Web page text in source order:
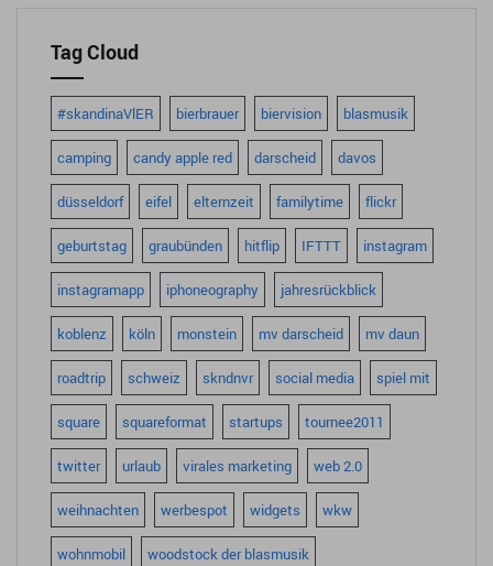
Tag Cloud
#skandinaVlER bierbrauer biervision blasmusik
camping candy apple red darscheid davos
düsseldorf eifel elternzeit familytime flickr
geburtstag graubünden hitflip IFTTT instagram
instagramapp iphoneography jahresrückblick
koblenz köln monstein mv darscheid mv daun
roadtrip schweiz skndnvr social media spiel mit
square squareformat startups tournee2011
twitter urlaub virales marketing web 2.0
weihnachten werbespot widgets wkw
wohnmobil woodstock der blasmusik